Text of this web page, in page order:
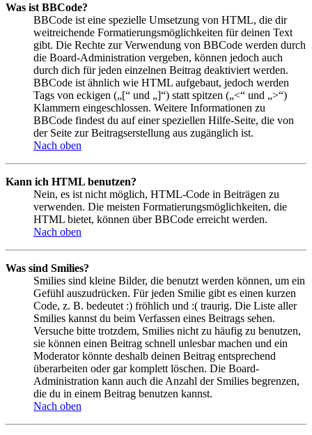
Was ist BBCode?
BBCode ist eine spezielle Umsetzung von HTML, die dir
weitreichende Formatierungsmöglichkeiten für deinen Text
gibt. Die Rechte zur Verwendung von BBCode werden durch
die Board-Administration vergeben, können jedoch auch
durch dich für jeden einzelnen Beitrag deaktiviert werden.
BBCode ist ähnlich wie HTML aufgebaut, jedoch werden
Tags von eckigen („[“ und „]“) statt spitzen („<“ und „>“)
Klammern eingeschlossen. Weitere Informationen zu
BBCode findest du auf einer speziellen Hilfe-Seite, die von
der Seite zur Beitragserstellung aus zugänglich ist.
Nach oben
Kann ich HTML benutzen?
Nein, es ist nicht möglich, HTML-Code in Beiträgen zu
verwenden. Die meisten Formatierungsmöglichkeiten, die
HTML bietet, können über BBCode erreicht werden.
Nach oben
Was sind Smilies?
Smilies sind kleine Bilder, die benutzt werden können, um ein
Gefühl auszudrücken. Für jeden Smilie gibt es einen kurzen
Code, z. B. bedeutet :) fröhlich und :( traurig. Die Liste aller
Smilies kannst du beim Verfassen eines Beitrags sehen.
Versuche bitte trotzdem, Smilies nicht zu häufig zu benutzen,
sie können einen Beitrag schnell unlesbar machen und ein
Moderator könnte deshalb deinen Beitrag entsprechend
überarbeiten oder gar komplett löschen. Die Board-
Administration kann auch die Anzahl der Smilies begrenzen,
die du in einem Beitrag benutzen kannst.
Nach oben